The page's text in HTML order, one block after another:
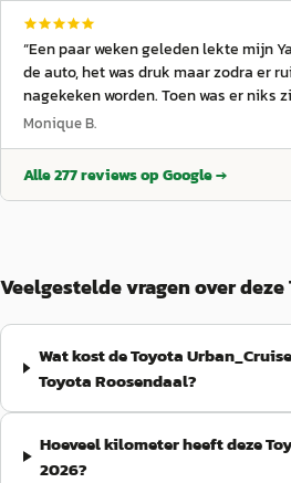
“Een paar weken geleden lekte mijn
de auto, het was druk maar zodra er
nagekeken worden. Toen was er niks
nakijken omdat we vaste klant zijn,
druppelde, ondanks de
Met als tip om een filmpje te maken. Kennelijk heeft de warmte
had hij het euvel verholpen. Ik vind het goud waard bij een
dealer te zijn die meedenkt en zo'n
Dank aan deze monteur en Michel &
aanbevolen als garage met fijne
Monique B.
Alle277reviews op Google →
Veelgestelde vragen over
Wat kost de Toyota
Toyota Roosendaal?
Hoeveel kilometer heeft deze
2026?